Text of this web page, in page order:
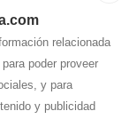
relacionada
poder proveer
y para
y publicidad